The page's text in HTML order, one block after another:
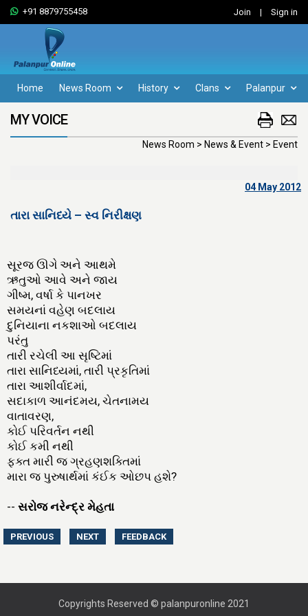
+91 8879755458 Join | Sign in
Home News Room History Clans Palanpur
MY VOICE
News Room > News & Event > Event
04 May 2012
તારા સાનિધ્યે – સ્વ નિરીક્ષણ
સૂરજ ઊગે અને આથમે
ઋતુઓ આવે અને જાય
ગીષ્મ, વર્ષા કે પાનખર
સમયનાં વહેણ બદલાય
દુનિયાના નકશાઓ બદલાય
પરંતુ
તારી રચેલી આ સૃષ્ટિમાં
તારા સાનિધ્યમાં, તારી પ્રકૃતિમાં
તારા આશીર્વાદમાં,
સદાકાળ આનંદમય, ચેતનામય
વાતાવરણ,
કોઈ પરિવર્તન નથી
કોઈ કમી નથી
ફક્ત મારી જ ગ્રહણશક્તિમાં
મારા જ પુરુષાર્થમાં કંઈક ઓછપ હશે?
-- સરોજ નરેન્દ્ર મેહતા
Copyrights Reserved © palanpuronline 2021